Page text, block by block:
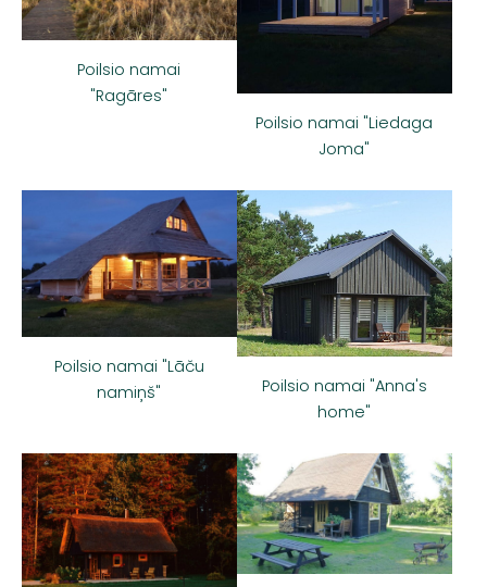
Poilsio namai
"Ragāres"
Poilsio namai "Liedaga
Joma"
Poilsio namai "Lāču
namiņš"
Poilsio namai "Anna's
home"